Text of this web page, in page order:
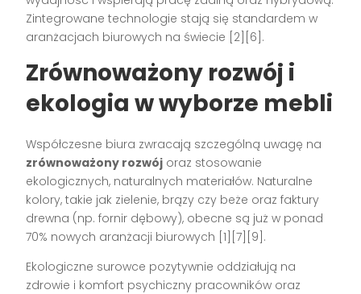
Zintegrowane technologie stają się standardem w
aranżacjach biurowych na świecie [2][6] .
Zrównoważony rozwój i
ekologia w wyborze mebli
Współczesne biura zwracają szczególną uwagę na
zrównoważony rozwój oraz stosowanie
ekologicznych, naturalnych materiałów. Naturalne
kolory, takie jak zielenie, brązy czy beże oraz faktury
drewna (np. fornir dębowy), obecne są już w ponad
70% nowych aranżacji biurowych [1][7][9] .
Ekologiczne surowce pozytywnie oddziałują na
zdrowie i komfort psychiczny pracowników oraz